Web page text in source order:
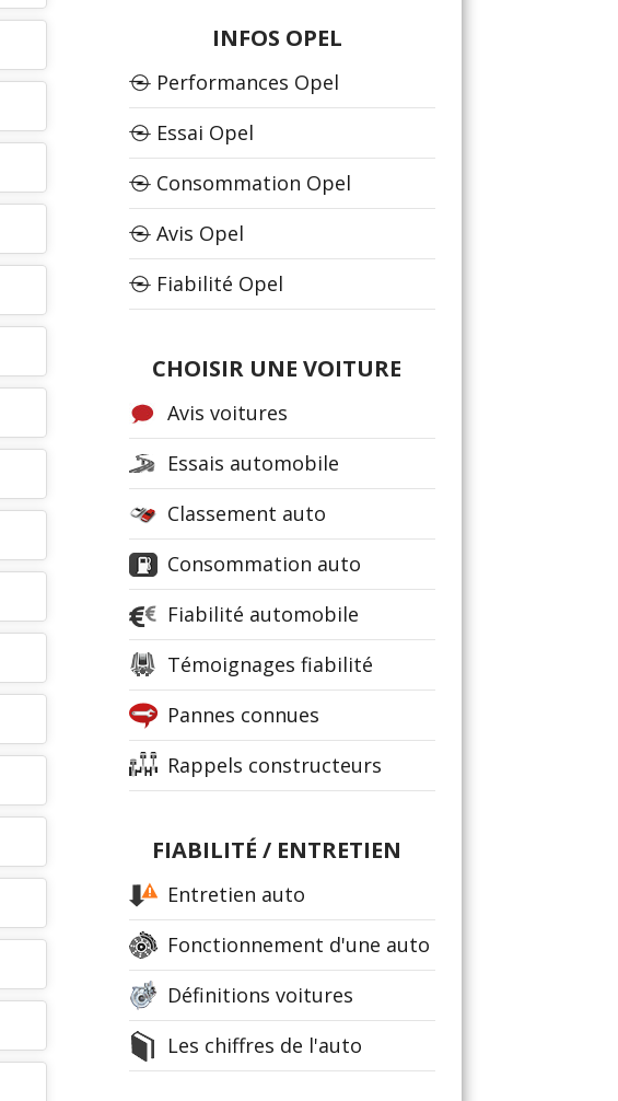
INFOS OPEL
Performances Opel
Essai Opel
Consommation Opel
Avis Opel
Fiabilité Opel
CHOISIR UNE VOITURE
Avis voitures
Essais automobile
Classement auto
Consommation auto
Fiabilité automobile
Témoignages fiabilité
Pannes connues
Rappels constructeurs
FIABILITÉ / ENTRETIEN
Entretien auto
Fonctionnement d'une auto
Définitions voitures
Les chiffres de l'auto